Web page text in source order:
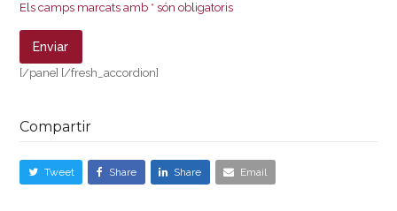
Els camps marcats amb * són obligatoris
[/pane] [/fresh_accordion]
Compartir
Tweet Share Share Email